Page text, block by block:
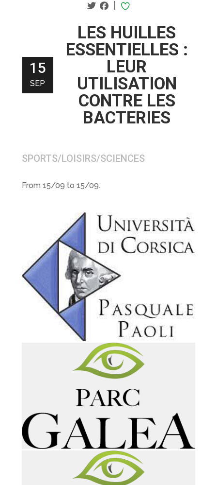
|
15
SEP
LES HUILLES
ESSENTIELLES :
LEUR
UTILISATION
CONTRE LES
BACTERIES
SPORTS/LOISIRS/SCIENCES
From 15/09 to 15/09.